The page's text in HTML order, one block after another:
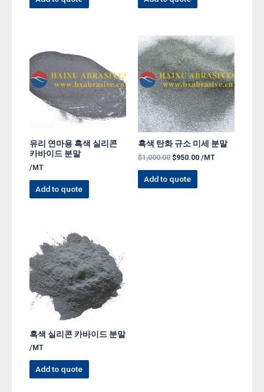
유리 연마용 흑색 실리콘
카바이드 분말
/MT
Add to quote
흑색 탄화 규소 미세 분말
$1,000.00 $950.00 /MT
Add to quote
흑색 실리콘 카바이드 분말
/MT
Add to quote